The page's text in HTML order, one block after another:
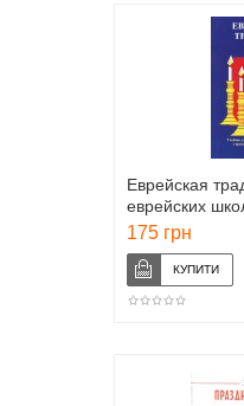
Еврейская
еврейских
Брановер)
175 грн